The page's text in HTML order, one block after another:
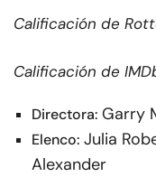
Calificación de
Calificación de
Directora: Garry
Elenco: Julia
Alexander